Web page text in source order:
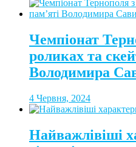
Чемпіонат
роликах та
Володимира
4 Червня, 2024
Найважлівіші